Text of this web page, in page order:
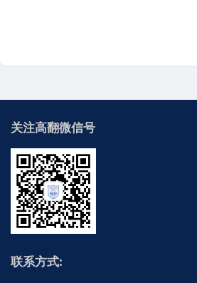
关注高翻微信号
联系方式: